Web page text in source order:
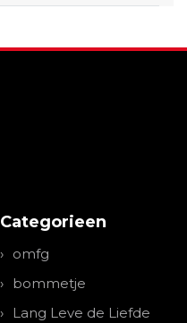
Categorieen
omfg
bommetje
Lang Leve de Liefde